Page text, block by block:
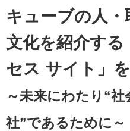
キューブの人・
文化を紹介する
セス サイト」
～未来にわたり“
社”であるために～